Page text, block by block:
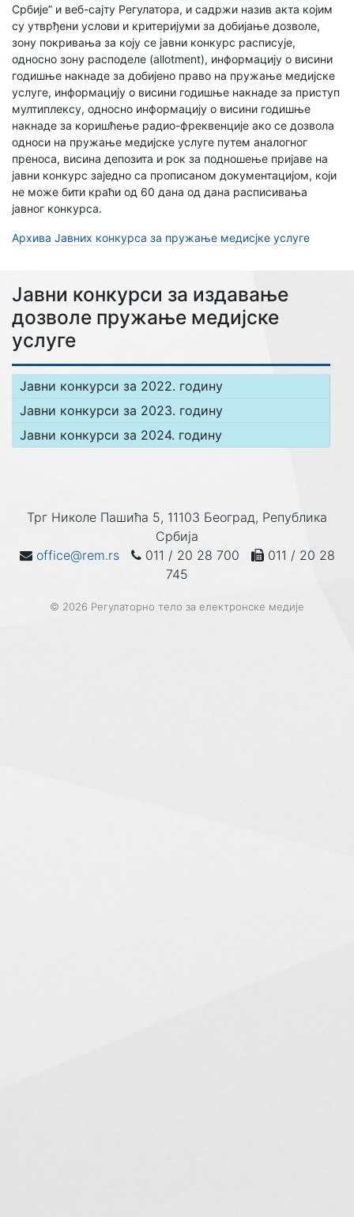
Јавни конкурси за издавање
дозволе пружање медијске
услуге
Јавни конкурси за 2022. годину
Јавни конкурси за 2023. годину
Јавни конкурси за 2024. годину
Србије” и веб-сајту Регулатора, и садржи назив акта којим
су утврђени услови и критеријуми за добијање дозволе,
зону покривања за коју се јавни конкурс расписује,
односно зону расподеле (allotment), информацију о висини
годишње накнаде за добијено право на пружање медијске
услуге, информацију о висини годишње накнаде за приступ
мултиплексу, односно информацију о висини годишње
накнаде за коришћење радио-фреквенције ако се дозвола
односи на пружање медијске услуге путем аналогног
преноса, висина депозита и рок за подношење пријаве на
јавни конкурс заједно са прописаном документацијом, који
не може бити краћи од 60 дана од дана расписивања
јавног конкурса.
Архива Јавних конкурса за пружање медисјке услуге
Трг Николе Пашића 5, 11103 Београд, Република
Србија
office@rem.rs
011 / 20 28 700
011 / 20 28
745
© 2026 Регулаторно тело за електронске медије